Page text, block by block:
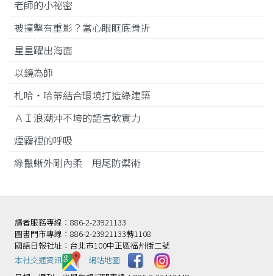
老師的小祕密
被撞擊有重影？當心眼眶底骨折
星星躍出海面
以鏡為師
札哈‧哈蒂結合環境打造綠建築
ＡＩ浪潮沖不垮的語言軟實力
煙霧裡的呼吸
綠鬣蜥外剛內柔 甩尾防禦術
讀者服務專線：886-2-23921133
圖書門市專線：886-2-23921133轉1108
國語日報社址：台北市100中正區福州街二號
本社交通資訊️
網站地圖